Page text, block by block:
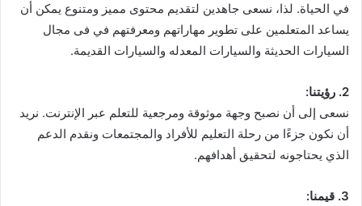
في الحياة. لذا، نسعى جاهدين لتقديم محتوى مميز ومتنوع يمكن أن
يساعد المتعلمين على تطوير مهاراتهم ومعرفتهم في فى مجال
السيارات الحديثة والسيارات المعدله والسيارات القديمة.
2. رؤيتنا:
نسعى إلى أن نصبح وجهة موثوقة ومرجعية للتعلم عبر الإنترنت. نريد
أن نكون جزءًا من رحلة التعليم للأفراد والمجتمعات ونقدم الدعم
الذي يحتاجونه لتحقيق أهدافهم.
3. قيمنا: